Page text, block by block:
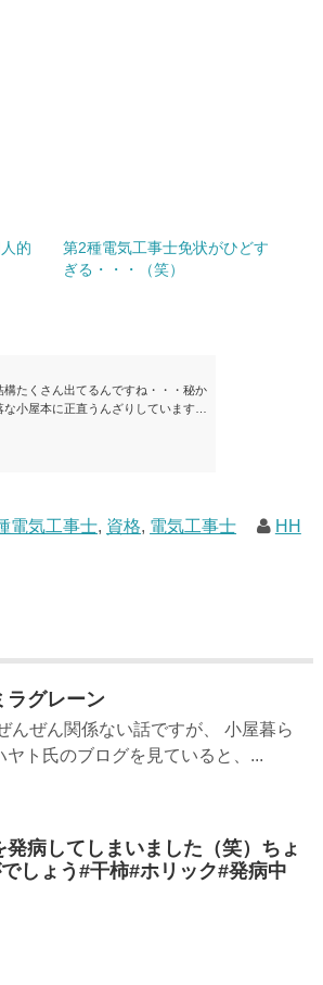
的
第2種電気工事士免状がひどす
ぎる・・・（笑）
たくさん出てるんですね・・・秘か
小屋本に正直うんざりしています
電気工事士, 資格, 電気工事士 HH
ラグレーン
んぜん関係ない話ですが、 小屋暮ら
ト氏のブログを見ていると、...
病してしまいました（笑）ちょ
しょう#干柿#ホリック#発病中